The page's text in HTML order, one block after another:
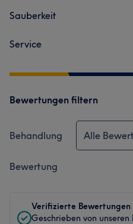
Sauberkeit
Service
Bewertungen filtern
Behandlung Alle
Bewertung
Verifizierte Bewertungen
Geschrieben von